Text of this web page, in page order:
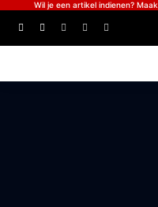
Wil je een artikel indienen?